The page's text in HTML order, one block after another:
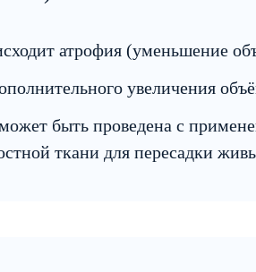
атрофия (уменьшение
увеличения
быть проведена с
ткани для пересадки